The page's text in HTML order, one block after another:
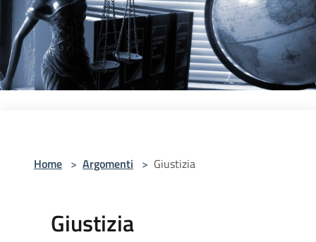
Home > Argomenti > Giustizia
Giustizia